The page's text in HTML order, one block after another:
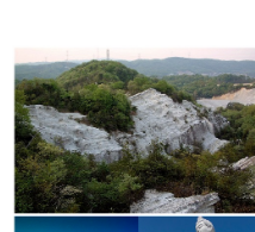
ロードいただき、印刷したも
※変更届出書につきましては、
・申請書・変更届出書のダウン
https://img.furusato-tax.jp/img/
_5_3.pdf
https://img.furusato-tax.jp/img/
5_6_2.pdf
・ふるさと納税ワンストップ特